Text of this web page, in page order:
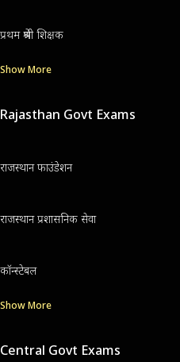
प्रथम श्रेणी शिक्षक
Show More
Rajasthan Govt Exams
राजस्थान फाउंडेशन
राजस्थान प्रशासनिक सेवा
कॉन्स्टेबल
Show More
Central Govt Exams